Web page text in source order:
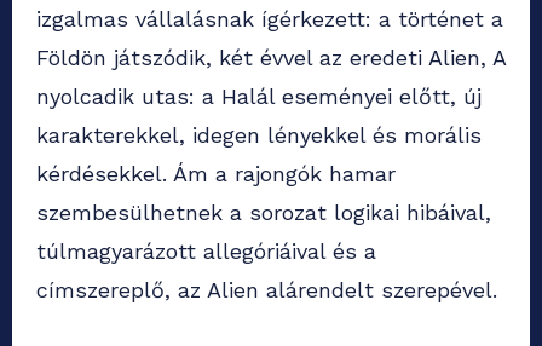
izgalmas vállalásnak ígérkezett: a történet a
Földön játszódik, két évvel az eredeti Alien, A
nyolcadik utas: a Halál eseményei előtt, új
karakterekkel, idegen lényekkel és morális
kérdésekkel. Ám a rajongók hamar
szembesülhetnek a sorozat logikai hibáival,
túlmagyarázott allegóriáival és a
címszereplő, az Alien alárendelt szerepével.